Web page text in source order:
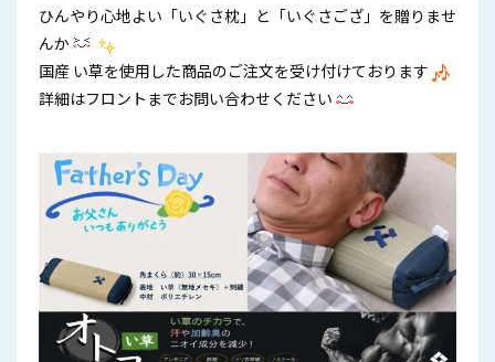
ひんやり心地よい「いぐさ枕」と「いぐさござ」を贈りませ
んか
国産 い草を使用した商品のご注文を受け付けております
詳細はフロントまでお問い合わせください